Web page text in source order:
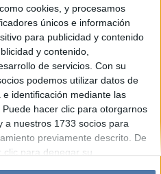
cookies, y procesamos
únicos e información
para publicidad y contenido
y contenido,
de servicios. Con su
podemos utilizar datos de
identificación mediante las
hacer clic para otorgarnos
a nuestros 1733 socios para
previamente descrito. De
clic para denegar su
los derechos reservados
Nro. 5346433